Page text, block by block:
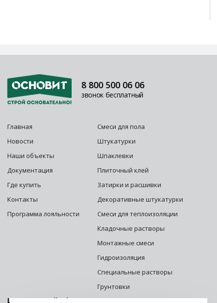
Главная
Новости
Наши объекты
Документация
Где купить
Контакты
Программа лояльности
Смеси для пола
Штукатурки
Шпаклевки
Плиточный клей
Затирки и расшивки
Декоративные штукатурки
Смеси для теплоизоляции
Кладочные растворы
Монтажные смеси
Гидроизоляция
Специальные растворы
Грунтовки
8 800 500 06 06
звонок бесплатный
Центральный офис г. Москва: